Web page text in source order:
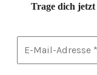
Trage dich